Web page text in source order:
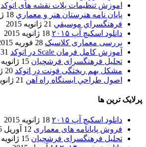
اموزش تنظیمات پلات نقشه های اتوکد
پایان نامه هنرستان هنر و معماري 18 ژانویه 2015
فرهنگسراي موسيقي 21 ژانویه 2015
دانلود اسکیچ آپ ۲۰۱۵
18 ژانویه 2015
بررسی معماری کلاسیک 28 فوریه 2015
آموزش کامل فرمان Scale در اتوکد
31 ژانویه 2016
تحلیل فرهنگسرای فرشچیان 15 ژانویه 2015
مشکل بهم ریختگی فونت در اتوکد 20 ژانویه 2016
اصول طراحي ایستگاه راه آهن 21 ژانویه 2015
پرلایک ترین ها
دانلود اسکیچ آپ ۲۰۱۵
18 ژانویه 2015
فروش پایانامه های معماری 12 آوریل 2015
تحلیل فرهنگسرای فرشچیان 15 ژانویه 2015